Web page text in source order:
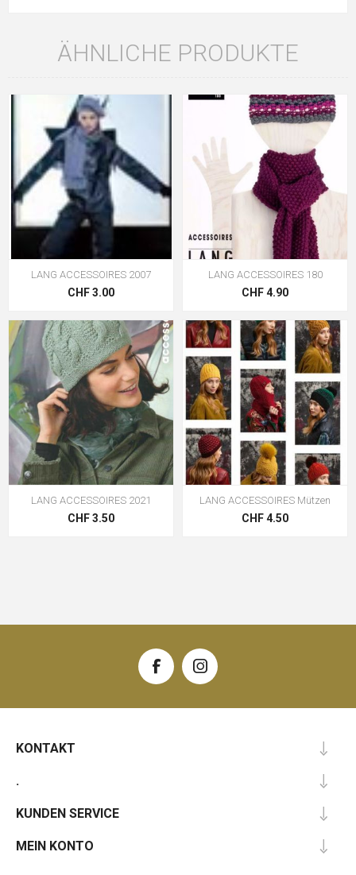
ÄHNLICHE PRODUKTE
LANG ACCESSOIRES 2007
CHF 3.00
LANG ACCESSOIRES 180
CHF 4.90
LANG ACCESSOIRES 2021
CHF 3.50
LANG ACCESSOIRES Mützen
CHF 4.50
KONTAKT
.
KUNDEN SERVICE
MEIN KONTO